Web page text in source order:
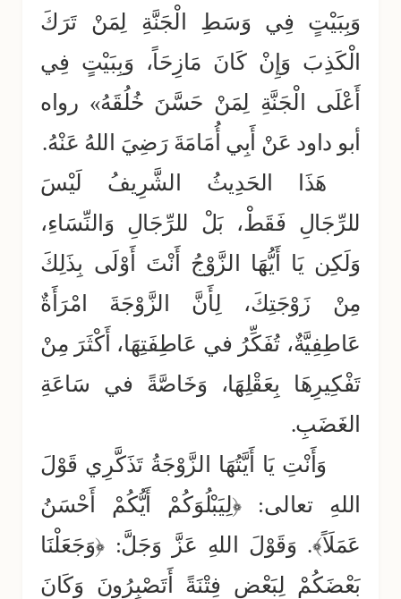
وَبِبَيْتٍ فِي وَسَطِ الْجَنَّةِ لِمَنْ تَرَكَ
الْكَذِبَ وَإِنْ كَانَ مَازِحَاً، وَبِبَيْتٍ فِي
أَعْلَى الْجَنَّةِ لِمَنْ حَسَّنَ خُلُقَهُ» رواه
أبو داود عَنْ أَبِي أُمَامَةَ رَضِيَ اللهُ عَنْهُ.
هَذَا الحَدِيثُ الشَّرِيفُ لَيْسَ
للرِّجَالِ فَقَطْ، بَلْ للرِّجَالِ وَالنِّسَاءِ،
وَلَكِن يَا أَيُّهَا الزَّوْجُ أَنْتَ أَوْلَى بِذَلِكَ
مِنْ زَوْجَتِكَ، لِأَنَّ الزَّوْجَةَ امْرَأَةٌ
عَاطِفِيَّةٌ، تُفَكِّرُ في عَاطِفَتِهَا، أَكْثَرَ مِنْ
تَفْكِيرِهَا بِعَقْلِهَا، وَخَاصَّةً في سَاعَةِ
الغَضَبِ.
وَأَنْتِ يَا أَيَّتُهَا الزَّوْجَةُ تَذَكَّرِي قَوْلَ
اللهِ تعالى: ﴿لِيَبْلُوَكُمْ أَيُّكُمْ أَحْسَنُ
عَمَلَاً﴾. وَقَوْلَ اللهِ عَزَّ وَجَلَّ: ﴿وَجَعَلْنَا
بَعْضَكُمْ لِبَعْضٍ فِتْنَةً أَتَصْبِرُونَ وَكَانَ